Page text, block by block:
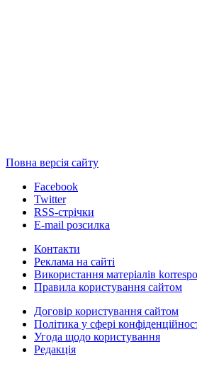
Повна версія сайту
Facebook
Twitter
RSS-стрічки
E-mail розсилка
Контакти
Реклама на сайті
Використання матеріалів
Правила користування сайтом
Договір користування сайтом
Політика у сфері
Угода щодо користування
Редакція